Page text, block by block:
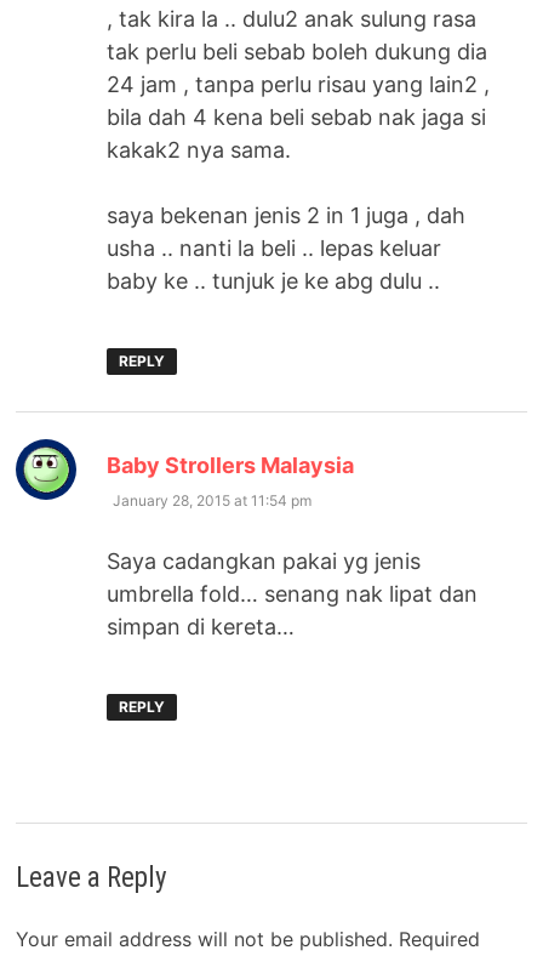
, tak kira la .. dulu2 anak sulung rasa
tak perlu beli sebab boleh dukung dia
24 jam , tanpa perlu risau yang lain2 ,
bila dah 4 kena beli sebab nak jaga si
kakak2 nya sama.
saya bekenan jenis 2 in 1 juga , dah
usha .. nanti la beli .. lepas keluar
baby ke .. tunjuk je ke abg dulu ..
REPLY
Baby Strollers Malaysia
January 28, 2015 at 11:54 pm
Saya cadangkan pakai yg jenis
umbrella fold… senang nak lipat dan
simpan di kereta…
REPLY
Leave a Reply
Your email address will not be published. Required